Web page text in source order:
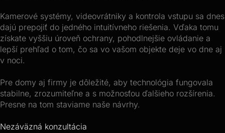
Kamerové systémy, videovrátniky a kontrola vstupu sa dnes
dajú prepojiť do jedného intuitívneho riešenia. Vďaka tomu
získate vyššiu úroveň ochrany, pohodlnejšie ovládanie a
lepší prehľad o tom, čo sa vo vašom objekte deje vo dne aj
v noci.
Pre domy aj firmy je dôležité, aby technológia fungovala
stabilne, zrozumiteľne a s možnosťou ďalšieho rozšírenia.
Presne na tom staviame naše návrhy.
Nezáväzná konzultácia